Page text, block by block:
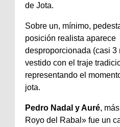
de Jota.
Sobre un, mínimo,
posición realista aparece
desproporcionada (casi 3
vestido con el traje
representando el
jota.
Pedro Nadal y Auré,
Royo del Rabal» fue un